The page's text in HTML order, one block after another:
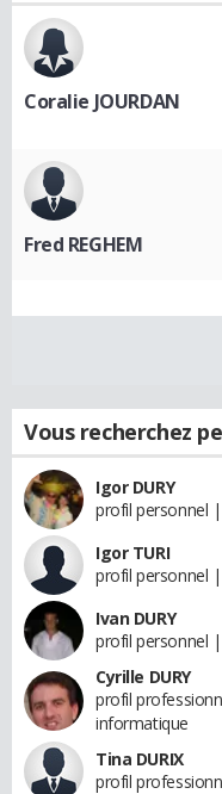
Coralie JOURDAN
Fred REGHEM
Vous recherchez
Igor DURY
profil personnel
Igor TURI
profil personnel |
Ivan DURY
profil personnel |
Cyrille DURY
profil
informatique
Tina DURIX
profil